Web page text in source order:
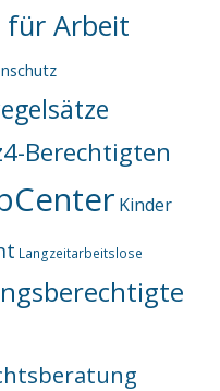
für Arbeit
Berechtigten
Kinder
Langzeitarbeitslose